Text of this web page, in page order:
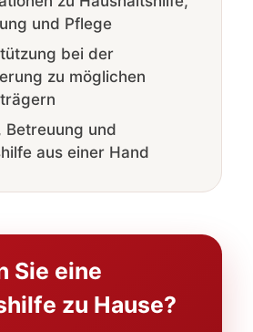
und Pflege
bei der
zu möglichen
Betreuung und
aus einer Hand
Sie eine
zu Hause?